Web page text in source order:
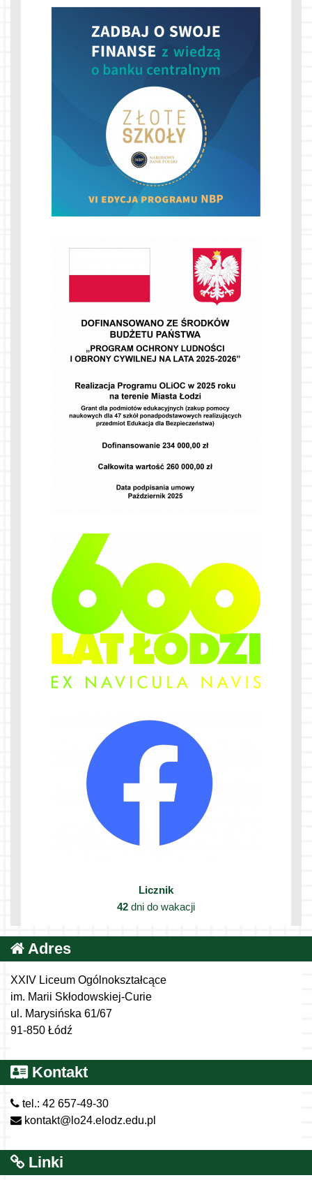
Licznik
42 dni do wakacji
Adres
XXIV Liceum Ogólnokształcące
im. Marii Skłodowskiej-Curie
ul. Marysińska 61/67
91-850 Łódź
Kontakt
tel.: 42 657-49-30
kontakt@lo24.elodz.edu.pl
Linki